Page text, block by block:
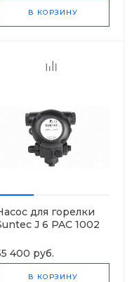
В КОРЗИНУ
для горелки
J 6 PAC 1002
400 руб.
В КОРЗИНУ